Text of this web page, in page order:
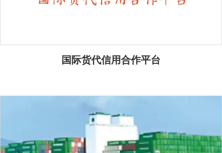
国际货代信用合作平台
服务承诺
——